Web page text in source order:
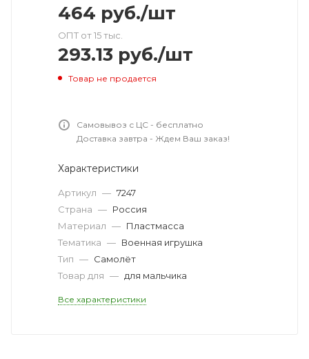
464 руб./шт
ОПТ от 15 тыс.
293.13 руб./шт
Товар не продается
Самовывоз с ЦС - бесплатно
Доставка завтра - Ждем Ваш заказ!
Характеристики
Артикул — 7247
Страна — Россия
Материал — Пластмасса
Тематика — Военная игрушка
Тип — Самолёт
Товар для — для мальчика
Все характеристики